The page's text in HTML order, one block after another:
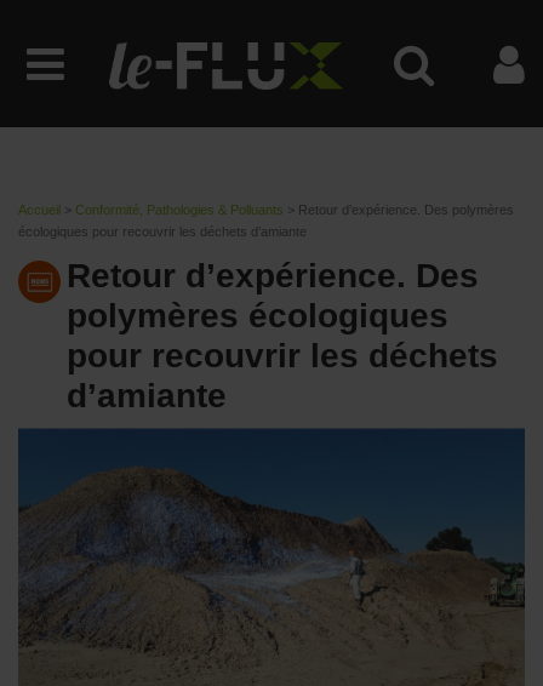
Accueil > Conformité, Pathologies & Polluants > Retour d’expérience. Des polymères
écologiques pour recouvrir les déchets d’amiante
Retour d’expérience. Des
polymères écologiques
pour recouvrir les déchets
d’amiante